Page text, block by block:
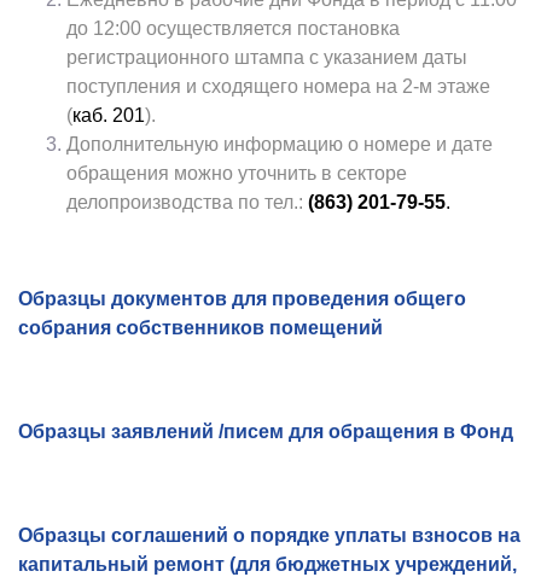
до 12:00 осуществляется постановка
регистрационного штампа с указанием даты
поступления и сходящего номера на 2-м этаже
(каб. 201).
Дополнительную информацию о номере и дате
обращения можно уточнить в секторе
делопроизводства по тел.: (863) 201-79-55.
Образцы документов для проведения общего
собрания собственников помещений
Образцы заявлений /писем для обращения в Фонд
Образцы соглашений о порядке уплаты взносов на
капитальный ремонт (для бюджетных учреждений,